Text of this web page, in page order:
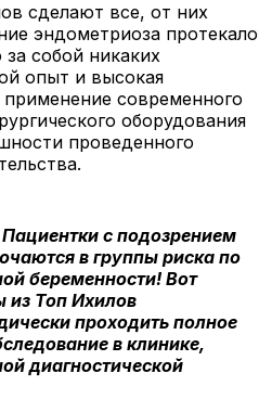
сделают все, от них
эндометриоза протекало
собой никаких
опыт и высокая
современного
оборудования
проведенного
с подозрением
в группы риска по
беременности! Вот
из Топ Ихилов
проходить полное
в клинике,
диагностической